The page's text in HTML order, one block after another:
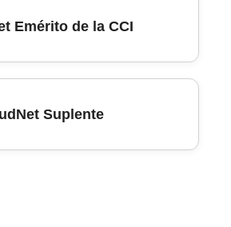
Emérito de la CCI
Suplente